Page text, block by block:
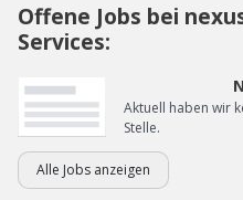
Offene Jobs bei
Services:
Aktuell haben wir
Stelle.
Alle Jobs anzeigen